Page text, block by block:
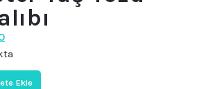
Şu
fiyat:
₺2.450.
Ekle